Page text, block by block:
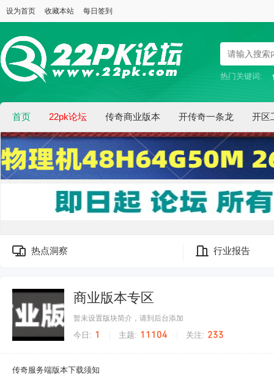
设为首页 收藏本站 每日签到
热门关键词:
首页 22pk论坛 传奇商业版本 开传奇一条龙 开区
热点洞察 行业报告
商业版本专区
暂未设置版块简介，请到后台添加
今日: 1 主题: 11104 关注: 233
传奇服务端版本下载须知